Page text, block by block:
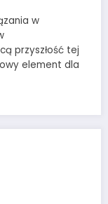
w
przyszłość tej
element dla